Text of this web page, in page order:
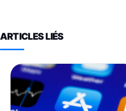
ARTICLES LIÉS